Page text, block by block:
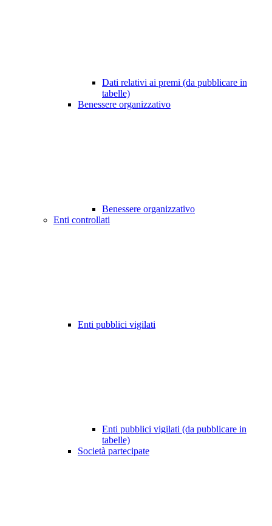
Dati relativi ai premi (da pubblicare in
tabelle)
Benessere organizzativo
Benessere organizzativo
Enti controllati
Enti pubblici vigilati
Enti pubblici vigilati (da pubblicare in
tabelle)
Società partecipate